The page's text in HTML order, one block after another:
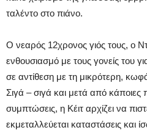
ταλέντο στο πιάνο.
Ο νεαρός 12χρονος γιός τους, ο
ενθουσιασμό με τους γονείς του
σε αντίθεση με τη μικρότερη,
Σιγά – σιγά και μετά από κάποιες
συμπτώσεις, η Κέιτ αρχίζει να
εκμεταλλεύεται καταστάσεις και